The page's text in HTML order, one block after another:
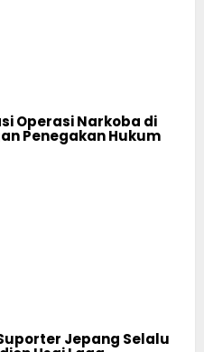
Operasi Narkoba di
Penegakan Hukum
Jepang Selalu